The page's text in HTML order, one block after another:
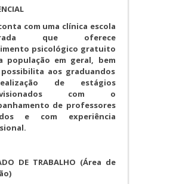
conta com uma clínica escola
que oferece
psicológico gratuito
população em geral, bem
aos graduandos
de estágios
com o
de professores
e com experiência
DE TRABALHO (Área de